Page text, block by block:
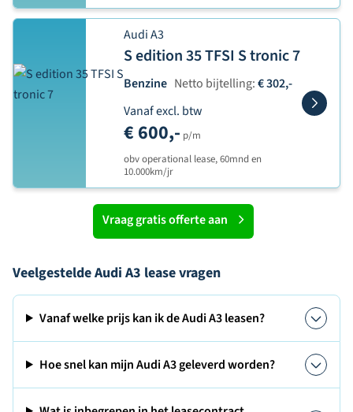
Audi A3
S edition 35 TFSI S tronic 7
Benzine Netto bijtelling:€ 302,-
Vanaf excl. btw
€ 600,- p/m
obv operational lease, 60mnd en
10.000km/jr
Vraag gratis offerte aan
Veelgestelde Audi A3 lease vragen
Vanaf welke prijs kan ik de Audi A3 leasen?
Hoe snel kan mijn Audi A3 geleverd worden?